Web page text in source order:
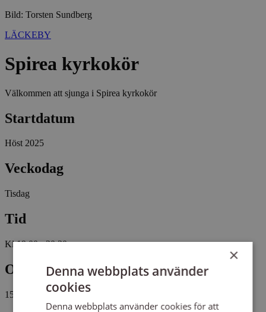
Bild: Torsten Sundberg
LÄCKEBY
Spirea kyrkokör
Välkommen att sjunga i Spirea kyrkokör
Startdatum
Höst 2025
Veckodag
Tisdag
Tid
Kl 19:00 - 20:30
Omfattning
15 tillfällen, 28 studietimmar
×
Denna webbplats använder
cookies
Denna webbplats använder cookies för att